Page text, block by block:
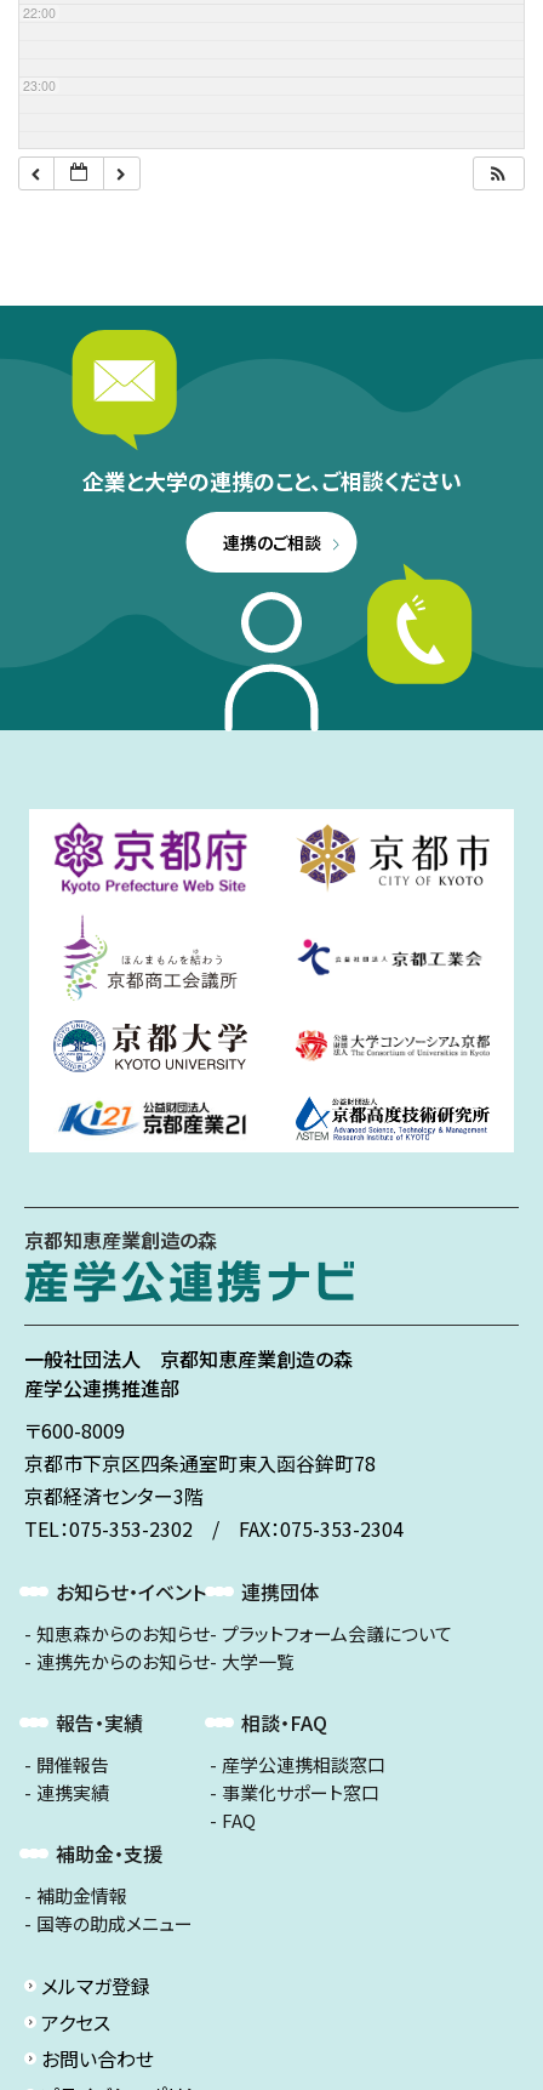
22:00
23:00
企業と大学の連携のこと、ご相談ください
連携のご相談
京都知恵産業創造の森
一般社団法人 京都知恵産業創造の森
産学公連携推進部
〒600-8009
京都市下京区四条通室町東入函谷鉾町78
京都経済センター3階
TEL：075-353-2302 / FAX：075-353-2304
お知らせ・イベント
知恵森からのお知らせ
連携先からのお知らせ
報告・実績
開催報告
連携実績
補助金・支援
補助金情報
国等の助成メニュー
連携団体
プラットフォーム会議について
大学一覧
相談・FAQ
産学公連携相談窓口
事業化サポート窓口
FAQ
メルマガ登録
アクセス
お問い合わせ